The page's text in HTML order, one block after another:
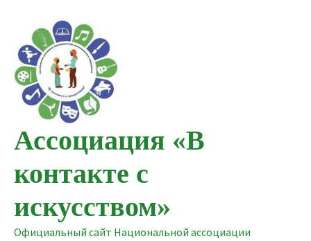
содержимому
Ассоциация «В
контакте с
искусством»
Официальный сайт Национальной ассоциации